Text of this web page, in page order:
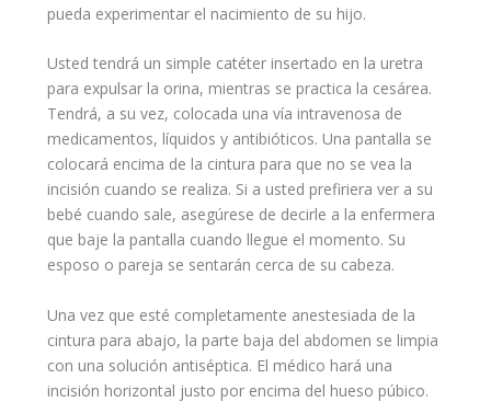
pueda experimentar el nacimiento de su hijo.
Usted tendrá un simple catéter insertado en la uretra
para expulsar la orina, mientras se practica la cesárea.
Tendrá, a su vez, colocada una vía intravenosa de
medicamentos, líquidos y antibióticos. Una pantalla se
colocará encima de la cintura para que no se vea la
incisión cuando se realiza. Si a usted prefiriera ver a su
bebé cuando sale, asegúrese de decirle a la enfermera
que baje la pantalla cuando llegue el momento. Su
esposo o pareja se sentarán cerca de su cabeza.
Una vez que esté completamente anestesiada de la
cintura para abajo, la parte baja del abdomen se limpia
con una solución antiséptica. El médico hará una
incisión horizontal justo por encima del hueso púbico.